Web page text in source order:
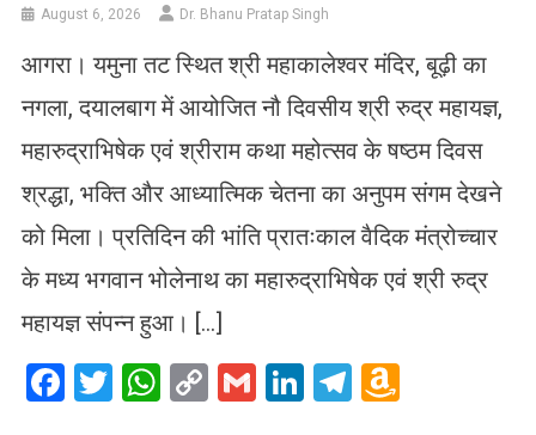
August 6, 2026 Dr. Bhanu Pratap Singh
आगरा। यमुना तट स्थित श्री महाकालेश्वर मंदिर, बूढ़ी का
नगला, दयालबाग में आयोजित नौ दिवसीय श्री रुद्र महायज्ञ,
महारुद्राभिषेक एवं श्रीराम कथा महोत्सव के षष्ठम दिवस
श्रद्धा, भक्ति और आध्यात्मिक चेतना का अनुपम संगम देखने
को मिला। प्रतिदिन की भांति प्रातःकाल वैदिक मंत्रोच्चार
के मध्य भगवान भोलेनाथ का महारुद्राभिषेक एवं श्री रुद्र
महायज्ञ संपन्न हुआ। […]
Facebook
Twitter
WhatsApp
CopyGmailLinkedIn
Telegram